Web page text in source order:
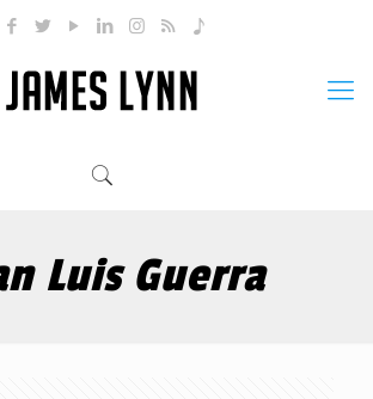
Luis Guerra